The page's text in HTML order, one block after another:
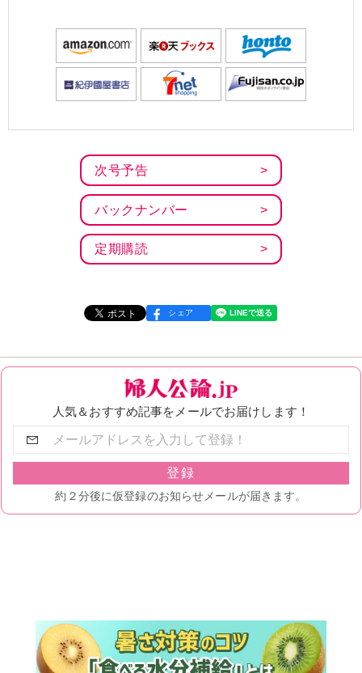
次号予告
バックナンバー
定期購読
シェア